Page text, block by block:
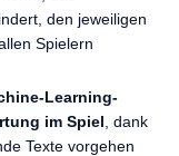
den jeweiligen
Spielern
Learning-
im Spiel , dank
Texte vorgehen